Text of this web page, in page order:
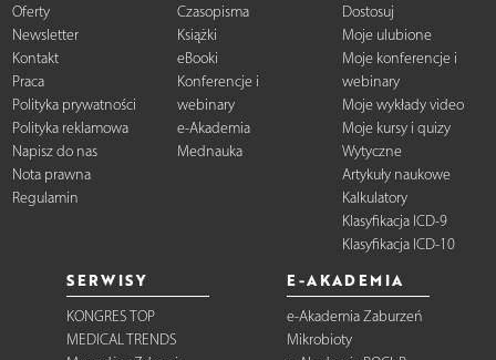
Oferty
Newsletter
Kontakt
Praca
Polityka prywatności
Polityka reklamowa
Napisz do nas
Nota prawna
Regulamin
Czasopisma
Książki
eBooki
Konferencje i
webinary
e-Akademia
Mednauka
Dostosuj
Moje ulubione
Moje konferencje i
webinary
Moje wykłady video
Moje kursy i quizy
Wytyczne
Artykuły naukowe
Kalkulatory
Klasyfikacja ICD-9
Klasyfikacja ICD-10
SERWISY
KONGRES TOP
MEDICAL TRENDS
E-AKADEMIA
e-Akademia Zaburzeń
Mikrobioty